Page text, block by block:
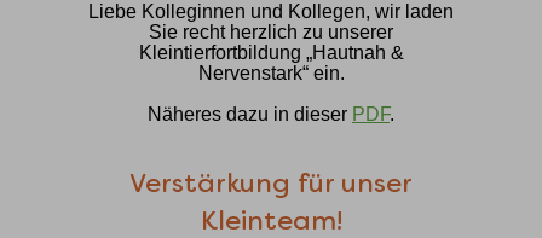
Liebe Kolleginnen und Kollegen, wir laden
Sie recht herzlich zu unserer
Kleintierfortbildung „Hautnah &
Nervenstark“ ein.
Näheres dazu in dieser PDF.
Verstärkung für unser
Kleinteam!